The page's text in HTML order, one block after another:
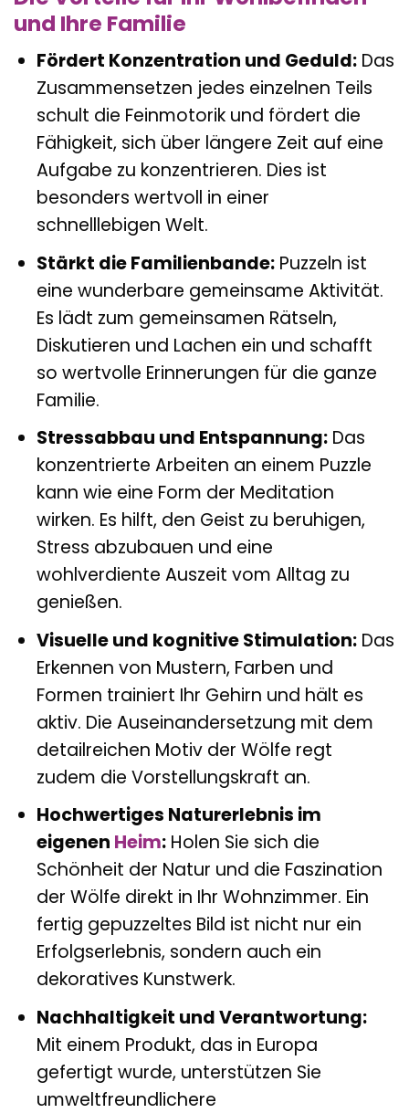
und Ihre Familie
Fördert Konzentration und Geduld:Das
Zusammensetzen jedes einzelnen Teils
schult die Feinmotorik und fördert die
Fähigkeit, sich über längere Zeit auf eine
Aufgabe zu konzentrieren. Dies ist
besonders wertvoll in einer
schnelllebigen Welt.
Stärkt die Familienbande:Puzzeln ist
eine wunderbare gemeinsame Aktivität.
Es lädt zum gemeinsamen Rätseln,
Diskutieren und Lachen ein und schafft
so wertvolle Erinnerungen für die ganze
Familie.
Stressabbau und Entspannung:Das
konzentrierte Arbeiten an einem Puzzle
kann wie eine Form der Meditation
wirken. Es hilft, den Geist zu beruhigen,
Stress abzubauen und eine
wohlverdiente Auszeit vom Alltag zu
genießen.
Visuelle und kognitive Stimulation:Das
Erkennen von Mustern, Farben und
Formen trainiert Ihr Gehirn und hält es
aktiv. Die Auseinandersetzung mit dem
detailreichen Motiv der Wölfe regt
zudem die Vorstellungskraft an.
Hochwertiges Naturerlebnis im
eigenen Heim:Holen Sie sich die
Schönheit der Natur und die Faszination
der Wölfe direkt in Ihr Wohnzimmer. Ein
fertig gepuzzeltes Bild ist nicht nur ein
Erfolgserlebnis, sondern auch ein
dekoratives Kunstwerk.
Nachhaltigkeit und Verantwortung:
Mit einem Produkt, das in Europa
gefertigt wurde, unterstützen Sie
umweltfreundlichere